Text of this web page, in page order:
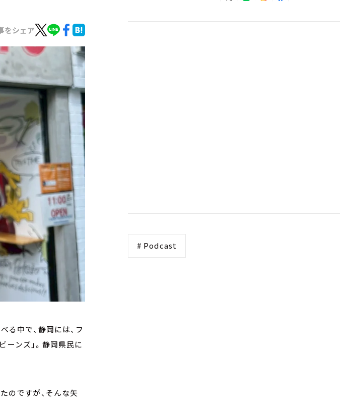
をシェア
る中で、静岡には、フ
ンズ」。静岡県民に
のですが、そんな矢
# Podcast